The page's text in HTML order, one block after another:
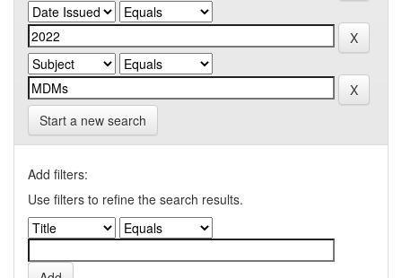
Start a new search
Add filters:
Use filters to refine the search results.